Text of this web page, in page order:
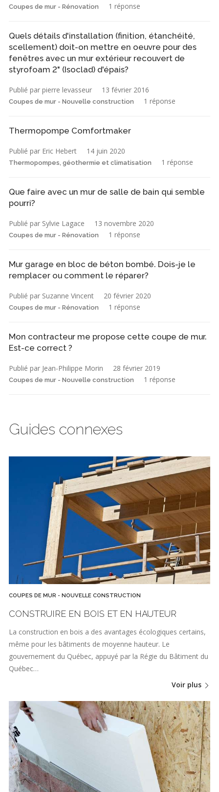
Coupes de mur - Rénovation 1 réponse
Quels détails d'installation (finition, étanchéité,
scellement) doit-on mettre en oeuvre pour des
fenêtres avec un mur extérieur recouvert de
styrofoam 2" (Isoclad) d'épais?
Publié par pierre levasseur 13 février 2016
Coupes de mur - Nouvelle construction 1 réponse
Thermopompe Comfortmaker
Publié par Eric Hebert 14 juin 2020
Thermopompes, géothermie et climatisation 1 réponse
Que faire avec un mur de salle de bain qui semble
pourri?
Publié par Sylvie Lagace 13 novembre 2020
Coupes de mur - Rénovation 1 réponse
Mur garage en bloc de béton bombé. Dois-je le
remplacer ou comment le réparer?
Publié par Suzanne Vincent 20 février 2020
Coupes de mur - Rénovation 1 réponse
Mon contracteur me propose cette coupe de mur.
Est-ce correct ?
Publié par Jean-Philippe Morin 28 février 2019
Coupes de mur - Nouvelle construction 1 réponse
Guides connexes
COUPES DE MUR - NOUVELLE CONSTRUCTION
CONSTRUIRE EN BOIS ET EN HAUTEUR
La construction en bois a des avantages écologiques certains,
même pour les bâtiments de moyenne hauteur. Le
gouvernement du Québec, appuyé par la Régie du Bâtiment du
Québec…
Voir plus